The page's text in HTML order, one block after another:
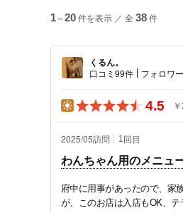
1～20件を表示 ／ 全 38件
くるん。
口コミ99件 フォロワ
4.5
2025/05訪問 1 回目
わんちゃん用のメニュ
府中に用事があったので、家
が、このお店は入店もOK、テ